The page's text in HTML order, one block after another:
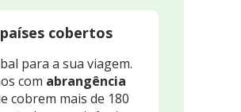
cobertos
para a sua viagem.
com abrangência
cobrem mais de 180